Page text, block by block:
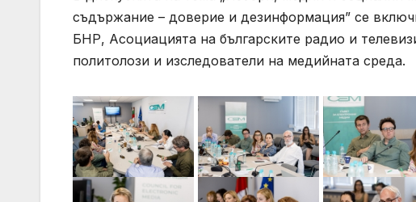
съдържание – доверие и дезинформация” се
БНР, Асоциацията на българските радио и
политолози и изследователи на медийната среда.